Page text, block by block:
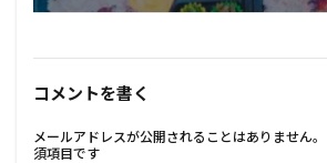
コメントを書く
メールアドレスが公開されることはありません。
須項目です